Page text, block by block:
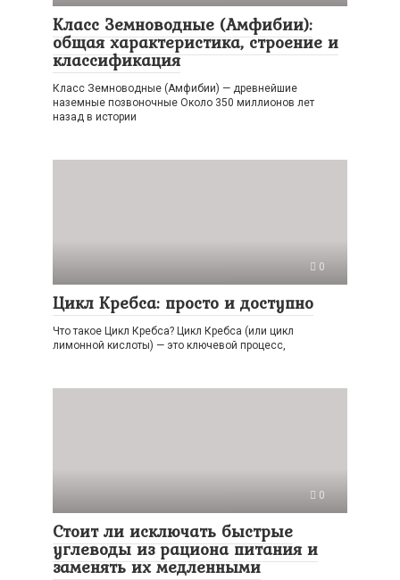
Класс Земноводные (Амфибии):
общая характеристика, строение и
классификация
Класс Земноводные (Амфибии) — древнейшие
наземные позвоночные Около 350 миллионов лет
назад в истории
0
Цикл Кребса: просто и доступно
Что такое Цикл Кребса? Цикл Кребса (или цикл
лимонной кислоты) — это ключевой процесс,
0
Стоит ли исключать быстрые
углеводы из рациона питания и
заменять их медленными